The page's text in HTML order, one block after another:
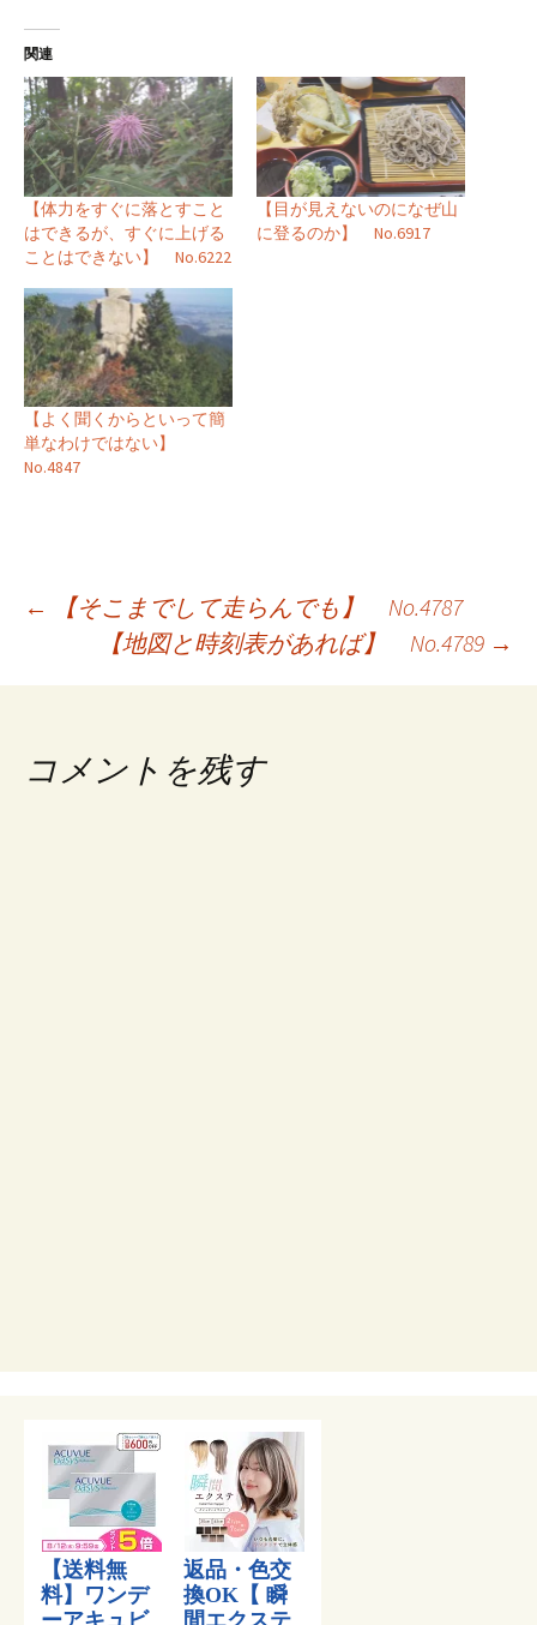
関連
【体力をすぐに落とすこと
はできるが、すぐに上げる
ことはできない】 No.6222
【目が見えないのになぜ山
に登るのか】 No.6917
【よく聞くからといって簡
単なわけではない】
No.4847
投
ビ
←
【そこまでして走らんでも】 No.4787
【地図と時刻表があれば】 No.4789 →
コメントを残す